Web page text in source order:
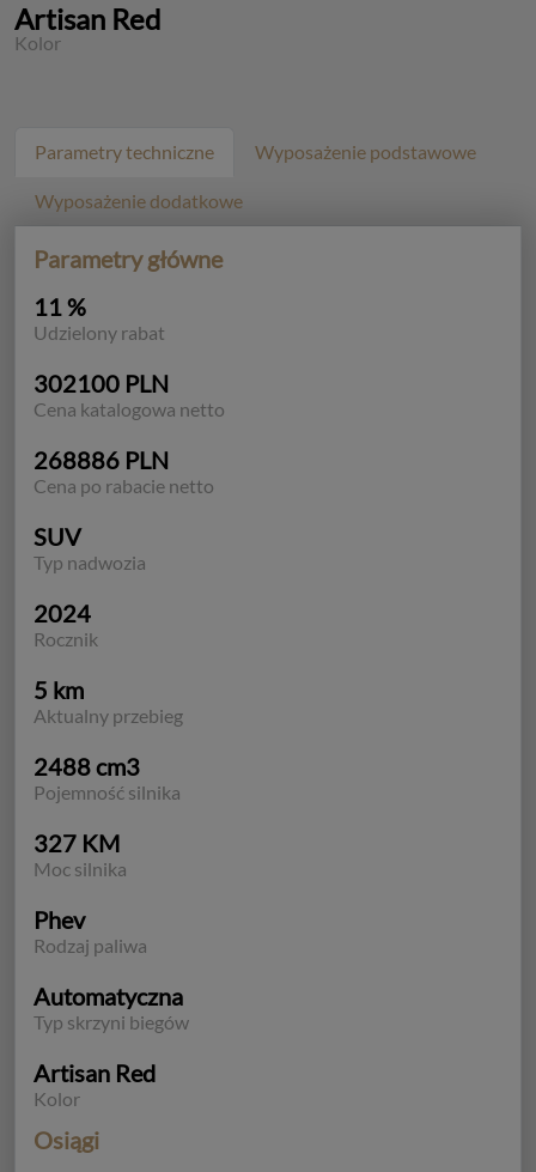
Artisan Red
Kolor
Parametry techniczne Wyposażenie podstawowe
Wyposażenie dodatkowe
Parametry główne
11 %
Udzielony rabat
302100 PLN
Cena katalogowa netto
268886 PLN
Cena po rabacie netto
SUV
Typ nadwozia
2024
Rocznik
5 km
Aktualny przebieg
2488 cm3
Pojemność silnika
327 KM
Moc silnika
Phev
Rodzaj paliwa
Automatyczna
Typ skrzyni biegów
Artisan Red
Kolor
Osiągi